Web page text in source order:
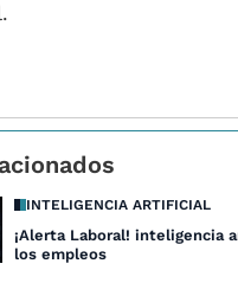
INTELIGENCIA ARTIFICIAL
¡Alerta Laboral! inteligencia
los empleos